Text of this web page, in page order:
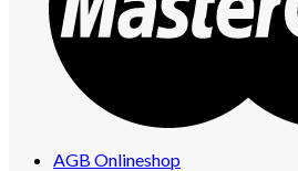
AGB Onlineshop